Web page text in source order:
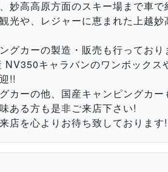
妙高高原方面のスキー場まで車で
光や、レジャーに恵まれた上越
グカーの製造・販売も行っており
NV350キャラバンのワンボック
!!
カーの他、国産キャンピングカー
ある方も是非ご来店下さい!
店を心よりお待ち致しております